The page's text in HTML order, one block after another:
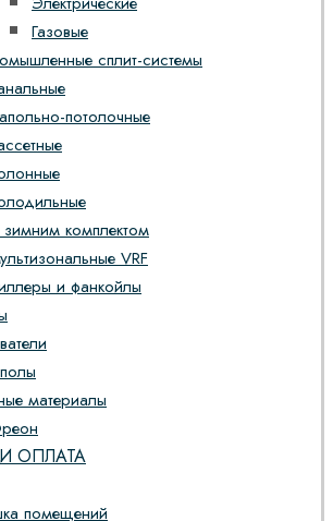
Газовые
сплит-системы
потолочные
комплектом
VRF
и фанкойлы
материалы
ОПЛАТА
помещений